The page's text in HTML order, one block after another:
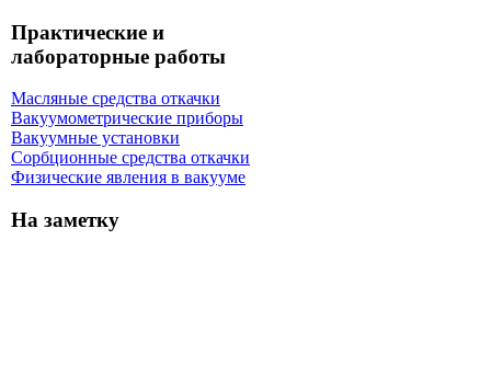
Практические и
лабораторные работы
Масляные средства откачки
Вакуумометрические приборы
Вакуумные установки
Сорбционные средства откачки
Физические явления в вакууме
На заметку